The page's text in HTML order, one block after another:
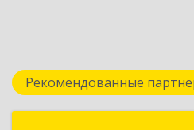
Рекомендованные